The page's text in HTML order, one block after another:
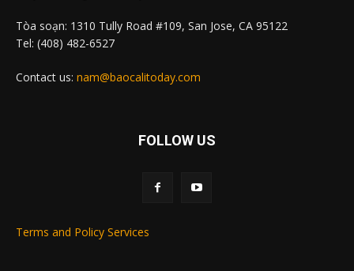
Tòa soạn: 1310 Tully Road #109, San Jose, CA 95122
Tel: (408) 482-6527
Contact us: nam@baocalitoday.com
FOLLOW US
Terms and Policy Services